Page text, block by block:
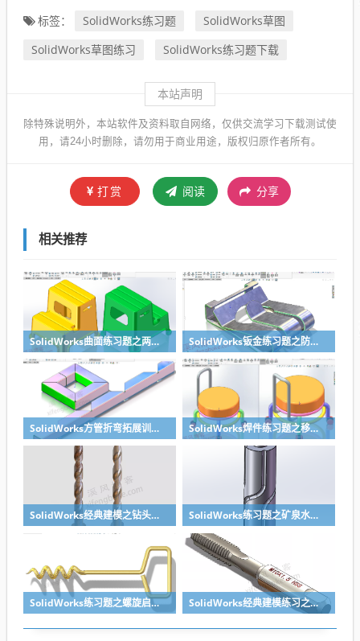
标签： SolidWorks练习题
SolidWorks草图
SolidWorks草图练习
SolidWorks练习题下载
本站声明
除特殊说明外，本站软件及资料取自网络，仅供交流学习下载测试使
用，请24小时删除，请勿用于商业用途，版权归原作者所有。
打赏 阅读 分享
相关推荐
SolidWorks曲面练习题之两步踢凳建模，看似曲面实则特征 SolidWorks钣金练习题之防松档卡建模，钣金命令综合练习
SolidWorks方管折弯拓展训练，你会了吗？ SolidWorks焊件练习题之移动小矮凳，思路对了就不难
SolidWorks经典建模之钻头刀具的绘制，螺纹收尾是关键技巧 SolidWorks练习题之矿泉水瓶的绘制，难度不大主要是顶部螺纹的处理
SolidWorks练习题之螺旋启瓶器，螺旋头是关键 SolidWorks经典建模练习之丝锥攻丝钻头的绘制，常规命令练习